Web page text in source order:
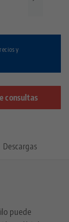
y
consultas
Descargas
puede